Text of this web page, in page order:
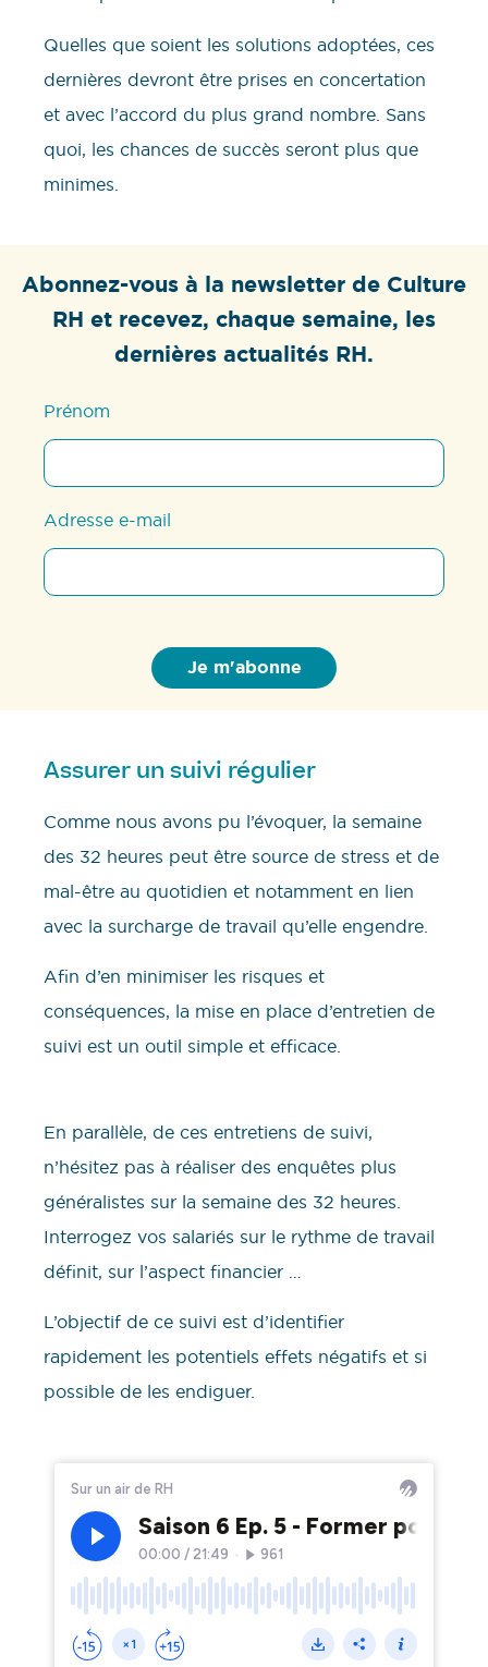
Quelles que soient les solutions adoptées, ces
dernières devront être prises en concertation
et avec l’accord du plus grand nombre. Sans
quoi, les chances de succès seront plus que
minimes.
Abonnez-vous à la newsletter de Culture
RH et recevez, chaque semaine, les
dernières actualités RH.
Prénom
Adresse e-mail
Assurer un suivi régulier
Comme nous avons pu l’évoquer, la semaine
des 32 heures peut être source de stress et de
mal-être au quotidien et notamment en lien
avec la surcharge de travail qu’elle engendre.
Afin d’en minimiser les risques et
conséquences, la mise en place d’entretien de
suivi est un outil simple et efficace.
En parallèle, de ces entretiens de suivi,
n’hésitez pas à réaliser des enquêtes plus
généralistes sur la semaine des 32 heures.
Interrogez vos salariés sur le rythme de travail
définit, sur l’aspect financier …
L’objectif de ce suivi est d’identifier
rapidement les potentiels effets négatifs et si
possible de les endiguer.